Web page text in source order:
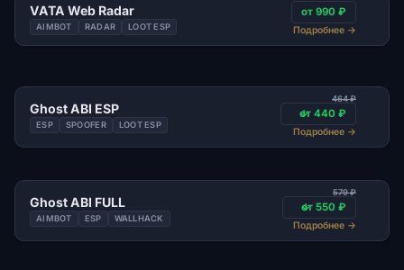
VATA Web Radar
AIMBOT RADAR LOOT ESP
от 990 ₽
Подробнее →
Ghost ABI ESP
ESP SPOOFER LOOT ESP
464 ₽
от 440 ₽
Подробнее →
Ghost ABI FULL
AIMBOT ESP WALLHACK
579 ₽
от 550 ₽
Подробнее →